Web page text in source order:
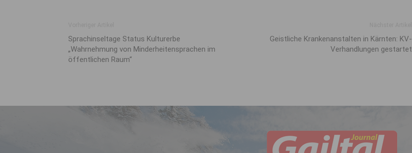
Sprachinseltage Status Kulturerbe
„Wahrnehmung von Minderheitensprachen im
öffentlichen Raum“
Geistliche Kranken­anstalten in Kärnten: KV-
Verhand­lungen gestartet